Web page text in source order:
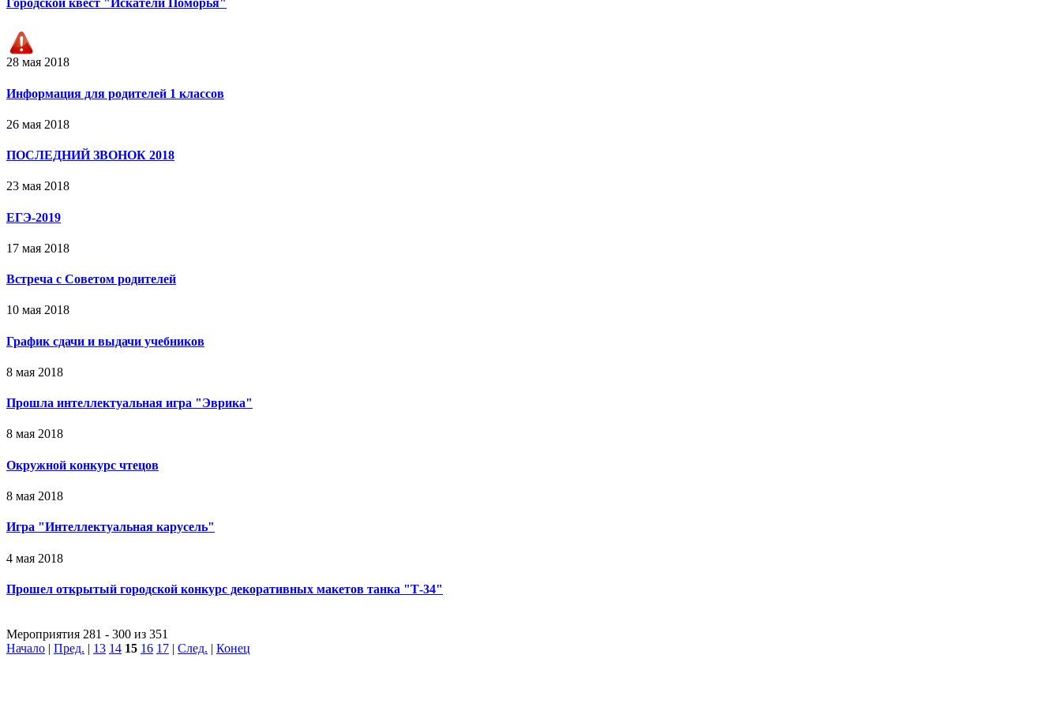
Городской квест "Искатели Поморья"
28 мая 2018
Информация для родителей 1 классов
26 мая 2018
ПОСЛЕДНИЙ ЗВОНОК 2018
23 мая 2018
ЕГЭ-2019
17 мая 2018
Встреча с Советом родителей
10 мая 2018
График сдачи и выдачи учебников
8 мая 2018
Прошла интеллектуальная игра "Эврика"
8 мая 2018
Окружной конкурс чтецов
8 мая 2018
Игра "Интеллектуальная карусель"
4 мая 2018
Прошел открытый городской конкурс декоративных макетов танка "Т-34"
Мероприятия 281 - 300 из 351
Начало | Пред. | 13 14 15 16 17 | След. | Конец